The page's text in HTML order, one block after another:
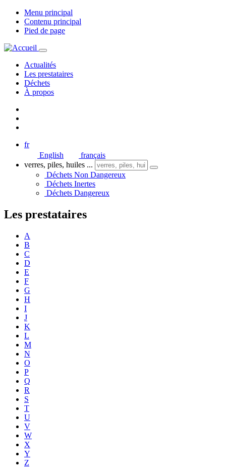
Menu principal
Contenu principal
Pied de page
Actualités
Les prestataires
Déchets
À propos
fr
English
français
verres, piles, huiles ...
Déchets Non Dangereux
Déchets Inertes
Déchets Dangereux
Les prestataires
A
B
C
D
E
F
G
H
I
J
K
L
M
N
O
P
Q
R
S
T
U
V
W
X
Y
Z